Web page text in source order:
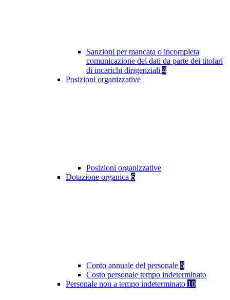
Sanzioni per mancata o incompleta
comunicazione dei dati da parte dei titolari
di incarichi dirigenziali 4
Posizioni organizzative
Posizioni organizzative
Dotazione organica 6
Conto annuale del personale 6
Costo personale tempo indeterminato
Personale non a tempo indeterminato 10